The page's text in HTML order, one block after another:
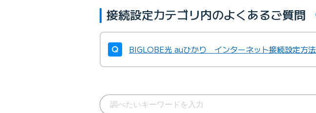
接続設定カテゴリ内のよくあるご質問
BIGLOBE光 auひかり インターネット接続設定方法